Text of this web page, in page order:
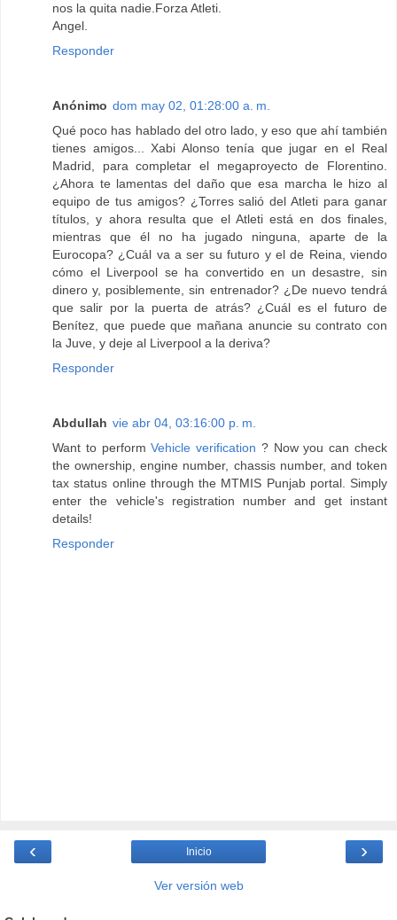
nos la quita nadie.Forza Atleti.
Angel.
Responder
Anónimo dom may 02, 01:28:00 a. m.
Qué poco has hablado del otro lado, y eso que ahí también
tienes amigos... Xabi Alonso tenía que jugar en el Real
Madrid, para completar el megaproyecto de Florentino.
¿Ahora te lamentas del daño que esa marcha le hizo al
equipo de tus amigos? ¿Torres salió del Atleti para ganar
títulos, y ahora resulta que el Atleti está en dos finales,
mientras que él no ha jugado ninguna, aparte de la
Eurocopa? ¿Cuál va a ser su futuro y el de Reina, viendo
cómo el Liverpool se ha convertido en un desastre, sin
dinero y, posiblemente, sin entrenador? ¿De nuevo tendrá
que salir por la puerta de atrás? ¿Cuál es el futuro de
Benítez, que puede que mañana anuncie su contrato con
la Juve, y deje al Liverpool a la deriva?
Responder
Abdullah vie abr 04, 03:16:00 p. m.
Want to performVehicle verification ? Now you can check
the ownership, engine number, chassis number, and token
tax status online through the MTMIS Punjab portal. Simply
enter the vehicle's registration number and get instant
details!
Responder
‹ ›
Inicio
Ver versión web